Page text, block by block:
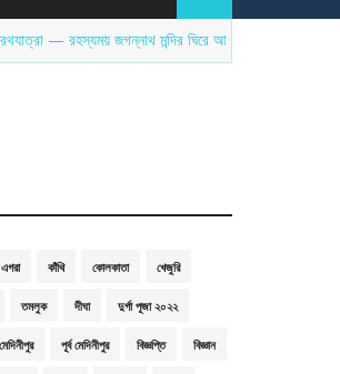
জগন্নাথ মন্দির ঘিরে আজও অম্লান ইতিহাস
এগরা কাঁথি কোলকাতা খেজুরি
তমলুক দীঘা দুর্গা পূজা ২০২২
পূর্ব মেদিনীপুর বিজ্ঞপ্তি বিজ্ঞান